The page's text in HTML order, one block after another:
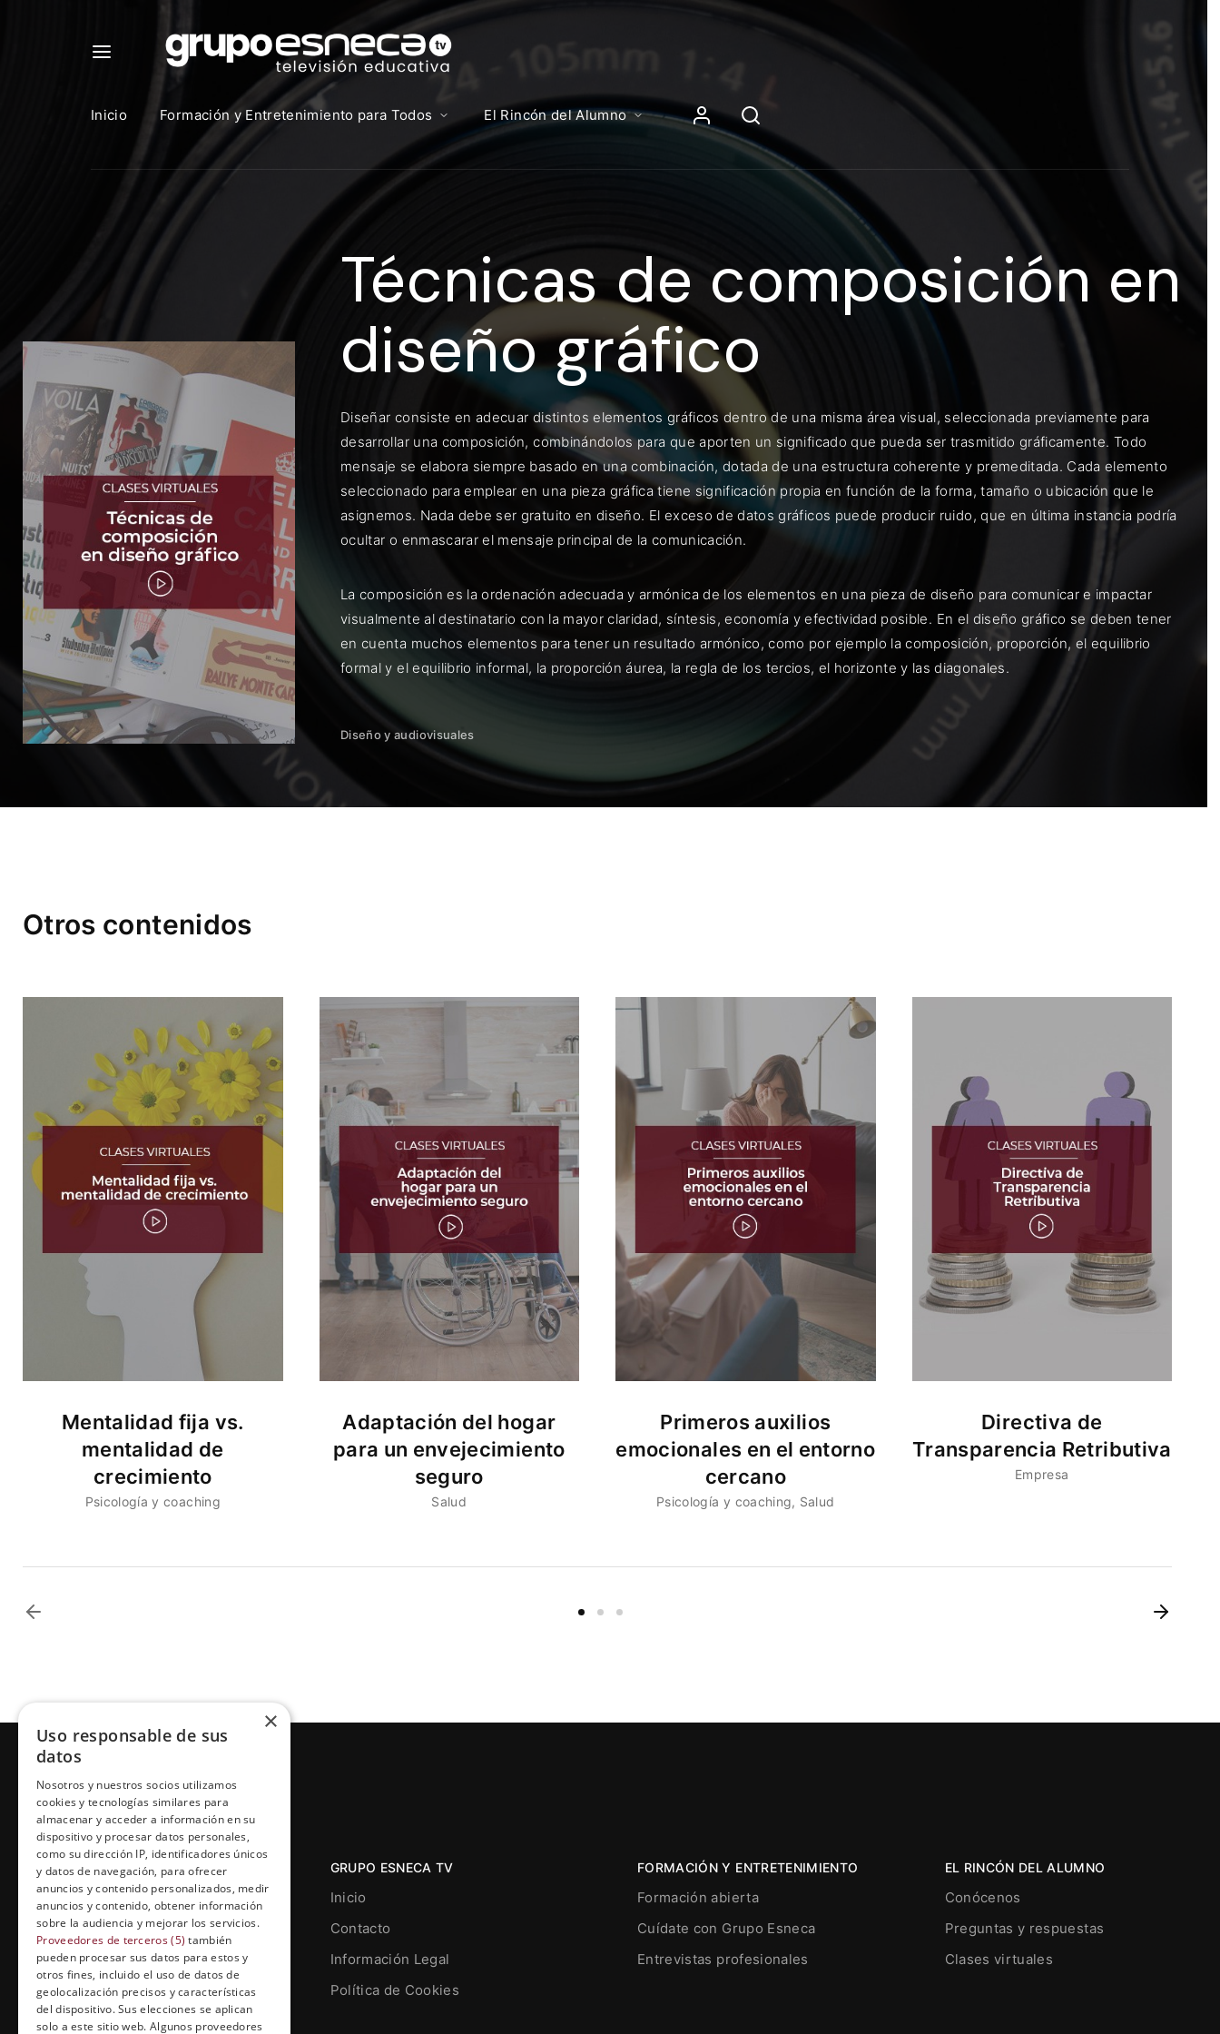
Inicio Formación y Entretenimiento para Todos El Rincón del Alumno
Técnicas de composición en
diseño gráfico
Diseñar consiste en adecuar distintos elementos gráficos dentro de una misma área visual, seleccionada previamente para
desarrollar una composición, combinándolos para que aporten un significado que pueda ser trasmitido gráficamente. Todo
mensaje se elabora siempre basado en una combinación, dotada de una estructura coherente y premeditada. Cada elemento
seleccionado para emplear en una pieza gráfica tiene significación propia en función de la forma, tamaño o ubicación que le
asignemos. Nada debe ser gratuito en diseño. El exceso de datos gráficos puede producir ruido, que en última instancia podría
ocultar o enmascarar el mensaje principal de la comunicación.
La composición es la ordenación adecuada y armónica de los elementos en una pieza de diseño para comunicar e impactar
visualmente al destinatario con la mayor claridad, síntesis, economía y efectividad posible. En el diseño gráfico se deben tener
en cuenta muchos elementos para tener un resultado armónico, como por ejemplo la composición, proporción, el equilibrio
formal y el equilibrio informal, la proporción áurea, la regla de los tercios, el horizonte y las diagonales.
Diseño y audiovisuales
Otros contenidos
Mentalidad fija vs.
mentalidad de
crecimiento
Psicología y coaching
Adaptación del hogar
para un envejecimiento
seguro
Salud
Primeros auxilios
emocionales en el entorno
cercano
Psicología y coaching Salud
Directiva de
Transparencia Retributiva
Empresa
Grupo Esneca TV
Calle Prat de la Riba, 22, Entresuelo
(local 5)
GRUPO ESNECA TV
Inicio
Contacto
Información Legal
Política de Cookies
FORMACIÓN Y ENTRETENIMIENTO
Formación abierta
Cuídate con Grupo Esneca
Entrevistas profesionales
EL RINCÓN DEL ALUMNO
Conócenos
Preguntas y respuestas
Clases virtuales
Contenidos, programas y recursos educativos de Grupo Esneca TV
Iniciar Sesión
Para iniciar sesión debes introducir el mismo usuario y contraseña
https://elcampusonline.com
Dirección de correo electrónico
ENTRAR
Recuérdame
×
Uso responsable de sus
datos
Nosotros y nuestros socios utilizamos
cookies y tecnologías similares para
almacenar y acceder a información en su
dispositivo y procesar datos personales,
como su dirección IP, identificadores únicos
y datos de navegación, para ofrecer
anuncios y contenido personalizados, medir
anuncios y contenido, obtener información
sobre la audiencia y mejorar los servicios.
Proveedores de terceros (5) también
pueden procesar sus datos para estos y
otros fines, incluido el uso de datos de
geolocalización precisos y características
del dispositivo. Sus elecciones se aplican
solo a este sitio web. Algunos proveedores